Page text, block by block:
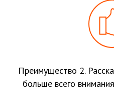
Преимущество 2.
больше всего